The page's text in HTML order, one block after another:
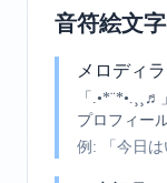
音符絵文
メロディ
「
プロフィー
例:
「今日